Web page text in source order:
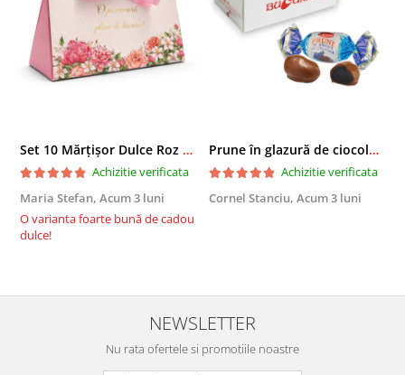
Set 10 Mărțișor Dulce Roz 200g, Cutie Cadou cu Bomboane de Ciocolată
Achizitie verificata
Maria Stefan, Acum 3 luni
O varianta foarte bună de cadou
dulce!
Prune în glazură de ciocolată 2,3 KG
Achizitie verificata
Cornel Stanciu, Acum 3 luni
NEWSLETTER
Nu rata ofertele si promotiile noastre